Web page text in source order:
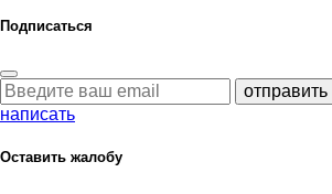
Подписаться
отправить
написать
Оставить жалобу